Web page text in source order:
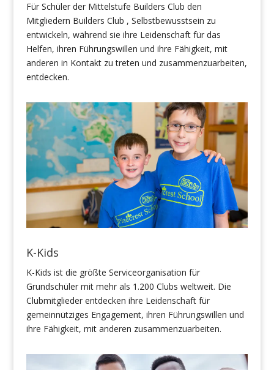
Für Schüler der Mittelstufe Builders Club den
Mitgliedern Builders Club , Selbstbewusstsein zu
entwickeln, während sie ihre Leidenschaft für das
Helfen, ihren Führungswillen und ihre Fähigkeit, mit
anderen in Kontakt zu treten und zusammenzuarbeiten,
entdecken.
K-Kids
K-Kids ist die größte Serviceorganisation für
Grundschüler mit mehr als 1.200 Clubs weltweit. Die
Clubmitglieder entdecken ihre Leidenschaft für
gemeinnütziges Engagement, ihren Führungswillen und
ihre Fähigkeit, mit anderen zusammenzuarbeiten.